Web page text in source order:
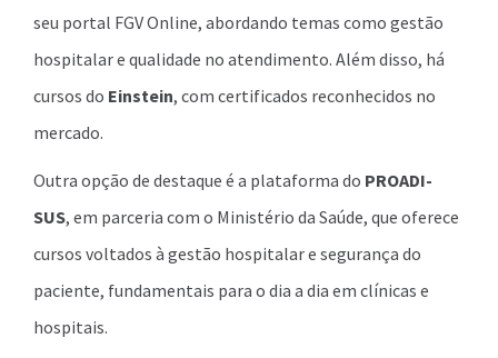
seu portal FGV Online, abordando temas como gestão
hospitalar e qualidade no atendimento. Além disso, há
cursos do Einstein, com certificados reconhecidos no
mercado.
Outra opção de destaque é a plataforma do PROADI-
SUS, em parceria com o Ministério da Saúde, que oferece
cursos voltados à gestão hospitalar e segurança do
paciente, fundamentais para o dia a dia em clínicas e
hospitais.